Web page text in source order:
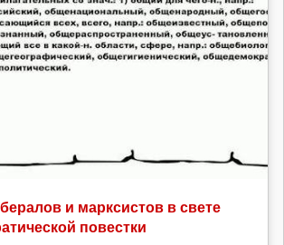
и марксистов в свете
повестки